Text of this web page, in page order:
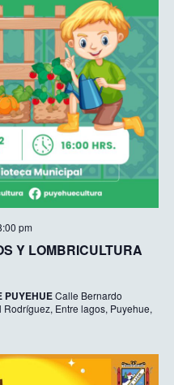
Y LOMBRICULTURA
pm
PUYEHUECalle Bernardo
Entre lagos, Puyehue,